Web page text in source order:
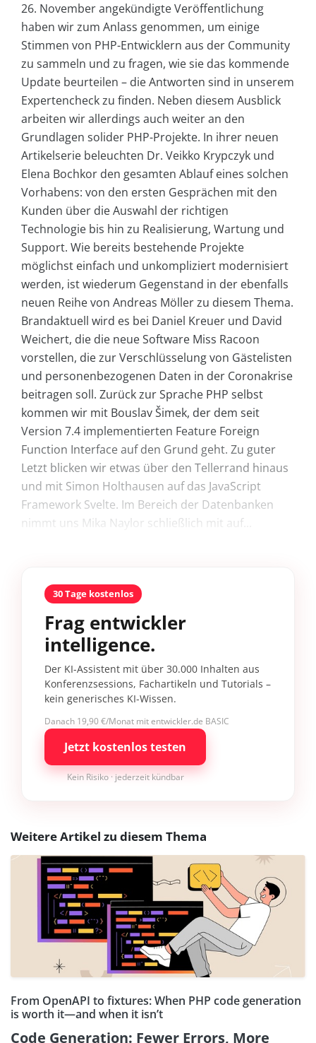
26. November angekündigte Veröffentlichung
haben wir zum Anlass genommen, um einige
Stimmen von PHP-Entwicklern aus der Community
zu sammeln und zu fragen, wie sie das kommende
Update beurteilen – die Antworten sind in unserem
Expertencheck zu finden. Neben diesem Ausblick
arbeiten wir allerdings auch weiter an den
Grundlagen solider PHP-Projekte. In ihrer neuen
Artikelserie beleuchten Dr. Veikko Krypczyk und
Elena Bochkor den gesamten Ablauf eines solchen
Vorhabens: von den ersten Gesprächen mit den
Kunden über die Auswahl der richtigen
Technologie bis hin zu Realisierung, Wartung und
Support. Wie bereits bestehende Projekte
möglichst einfach und unkompliziert modernisiert
werden, ist wiederum Gegenstand in der ebenfalls
neuen Reihe von Andreas Möller zu diesem Thema.
Brandaktuell wird es bei Daniel Kreuer und David
Weichert, die die neue Software Miss Racoon
vorstellen, die zur Verschlüsselung von Gästelisten
und personenbezogenen Daten in der Coronakrise
beitragen soll. Zurück zur Sprache PHP selbst
kommen wir mit Bouslav Šimek, der dem seit
Version 7.4 implementierten Feature Foreign
Function Interface auf den Grund geht. Zu guter
Letzt blicken wir etwas über den Tellerrand hinaus
und mit Simon Holthausen auf das JavaScript
Framework Svelte. Im Bereich der Datenbanken
nimmt uns Mika Naylor schließlich mit auf...
30 Tage kostenlos
Frag entwickler
intelligence.
Der KI-Assistent mit über 30.000 Inhalten aus
Konferenzsessions, Fachartikeln und Tutorials –
kein generisches KI-Wissen.
Danach 19,90 €/Monat mit entwickler.de BASIC
Jetzt kostenlos testen
Kein Risiko · jederzeit kündbar
Weitere Artikel zu diesem Thema
From OpenAPI to fixtures: When PHP code generation
is worth it—and when it isn’t
Code Generation: Fewer Errors, More